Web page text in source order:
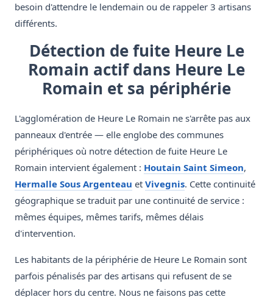
besoin d'attendre le lendemain ou de rappeler 3 artisans
différents.
Détection de fuite Heure Le
Romain actif dans Heure Le
Romain et sa périphérie
L'agglomération de Heure Le Romain ne s'arrête pas aux
panneaux d'entrée — elle englobe des communes
périphériques où notre détection de fuite Heure Le
Romain intervient également : Houtain Saint Simeon,
Hermalle Sous Argenteau et Vivegnis. Cette continuité
géographique se traduit par une continuité de service :
mêmes équipes, mêmes tarifs, mêmes délais
d'intervention.
Les habitants de la périphérie de Heure Le Romain sont
parfois pénalisés par des artisans qui refusent de se
déplacer hors du centre. Nous ne faisons pas cette